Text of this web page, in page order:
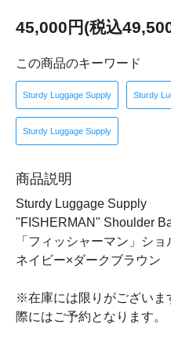
45,000円(税込
この商品のキーワード
Sturdy Luggage Supply Sturdy
Sturdy Luggage Supply
商品説明
Sturdy Luggage Supply
"FISHERMAN" Shoulder
「フィッシャーマン」シ
ネイビー×ダークブラウン
※在庫には限りがございま
際にはご予約となります。